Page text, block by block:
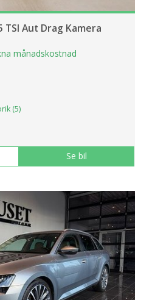
TSI Aut Drag Kamera
månadskostnad
(5)
Se bil